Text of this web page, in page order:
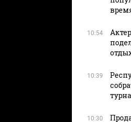
10:54
10:39
10:30